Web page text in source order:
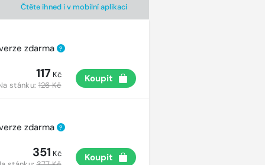
Čtěte ihned i v mobilní aplikaci
zdarma ?
117 Kč
stánku:126 Kč
Koupit
zdarma ?
351 Kč
Koupit